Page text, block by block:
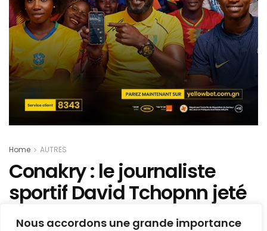
Nous accordons une grande importance
Home AUTRES
Conakry : le journaliste
sportif David Tchopnn jeté
en prison ? les faits au-